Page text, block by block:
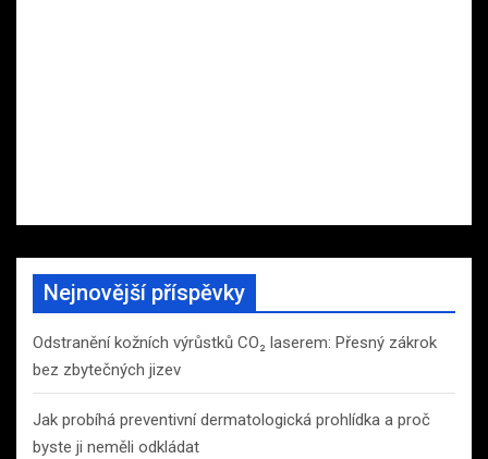
Nejnovější příspěvky
Odstranění kožních výrůstků CO₂ laserem: Přesný zákrok
bez zbytečných jizev
Jak probíhá preventivní dermatologická prohlídka a proč
byste ji neměli odkládat